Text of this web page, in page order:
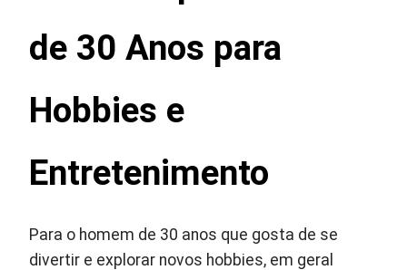
de 30 Anos para
Hobbies e
Entretenimento
Para o homem de 30 anos que gosta de se
divertir e explorar novos hobbies, em geral